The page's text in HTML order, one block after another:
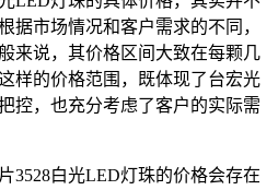
据市场情况和客户需求的不同，
来说，其价格区间大致在每颗几
样的价格范围，既体现了台宏光
控，也充分考虑了客户的实际需
3528白光LED灯珠的价格会存在